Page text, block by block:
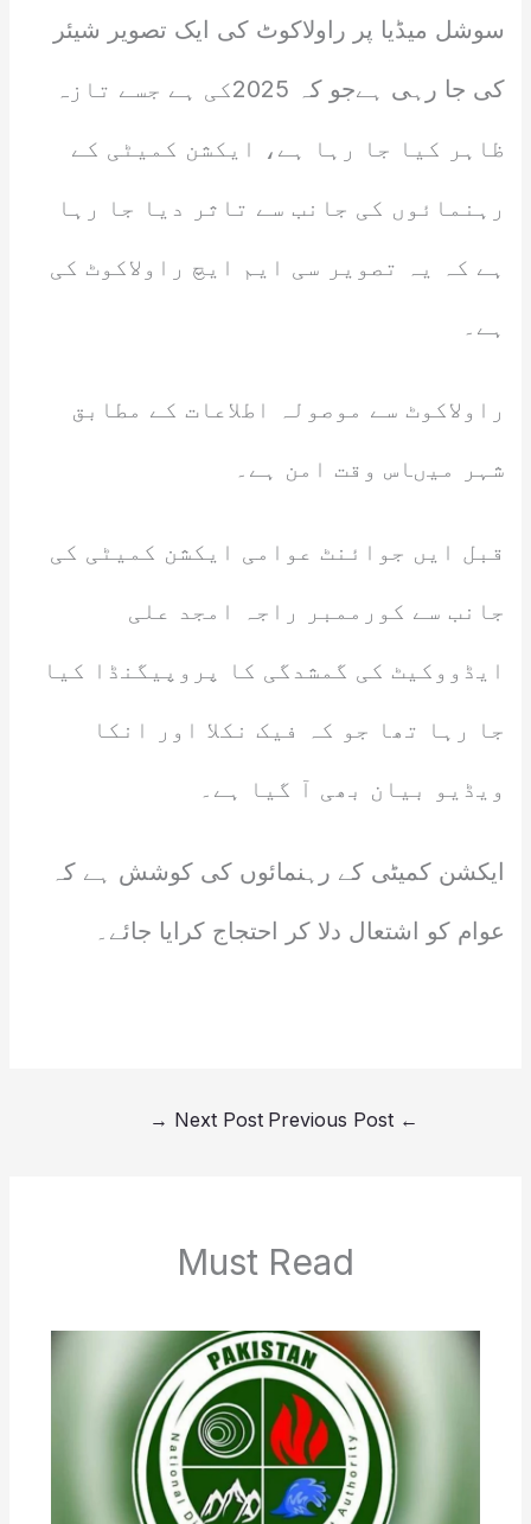
سوشل میڈیا پر راولاکوٹ کی ایک تصویر شیئر
کی جا رہی ہےجو کہ 2025کی ہے جسے تازہ
ظاہر کیا جا رہا ہے، ایکشن کمیٹی کے
رہنمائوں کی جانب سے تاثر دیا جا رہا
ہے کہ یہ تصویر سی ایم ایچ راولاکوٹ کی
ہے۔
راولاکوٹ سے موصولہ اطلاعات کے مطابق
شہر میںاس وقت امن ہے۔
قبل ایں جوائنٹ عوامی ایکشن کمیٹی کی
جانب سے کورممبر راجہ امجد علی
ایڈووکیٹ کی گمشدگی کا پروپیگنڈا کیا
جا رہا تھا جو کہ فیک نکلا اور انکا
ویڈیو بیان بھی آ گیا ہے۔
ایکشن کمیٹی کے رہنمائوں کی کوشش ہے کہ
عوام کو اشتعال دلا کر احتجاج کرایا جائے۔
←
Next Post
→
Must Read